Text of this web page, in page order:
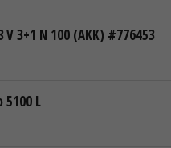
3+1 N 100 (AKK) #776453
L